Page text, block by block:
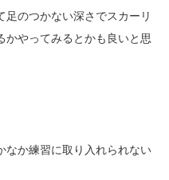
のつかない深さでスカーリ
かやってみるとかも良いと思
なか練習に取り入れられない